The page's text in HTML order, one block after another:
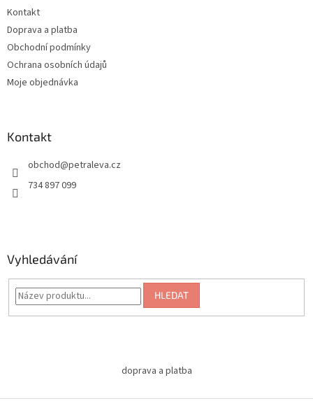
Kontakt
Doprava a platba
Obchodní podmínky
Ochrana osobních údajů
Moje objednávka
Kontakt
obchod@petraleva.cz
734 897 099
Vyhledávání
HLEDAT
doprava a platba